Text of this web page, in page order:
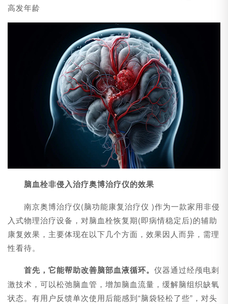
高发年龄
脑血栓非侵入治疗奥博治疗仪的效果
南京奥博治疗仪(脑功能康复治疗仪 )作为一款家用非侵
入式物理治疗设备，对脑血栓恢复期(即病情稳定后)的辅助
康复效果，主要体现在以下几个方面，效果因人而异，需理
性看待。
首先，它能帮助改善脑部血液循环。 仪器通过经颅电刺
激技术，可以松弛脑血管，增加脑血流量，缓解脑组织缺氧
状态。有用户反馈单次使用后能感到“脑袋轻松了些”，对头